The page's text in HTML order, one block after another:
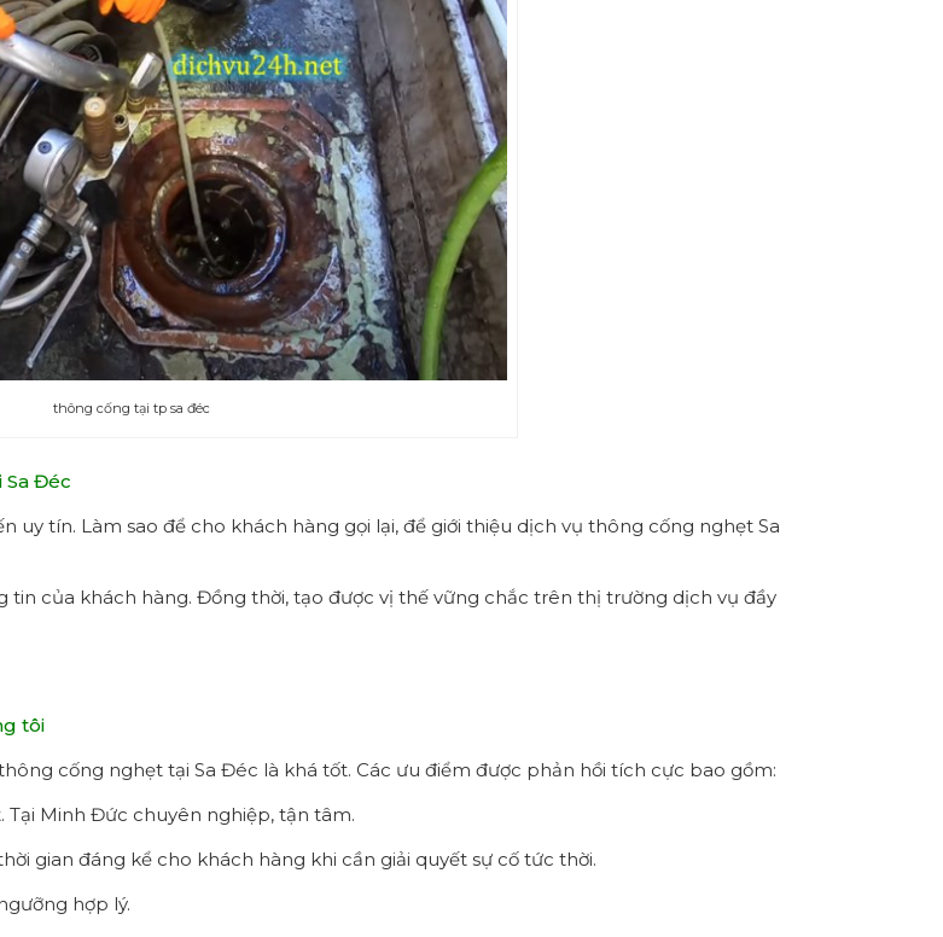
thông cống tại tp sa đéc
Đéc
tín. Làm sao để cho khách hàng gọi lại, để giới thiệu dịch vụ thông cống nghẹt Sa
tin của khách hàng. Đồng thời, tạo được vị thế vững chắc trên thị trường dịch vụ đầy
tôi
cống nghẹt tại Sa Đéc là khá tốt. Các ưu điểm được phản hồi tích cực bao gồm:
Minh Đức chuyên nghiệp, tận tâm.
gian đáng kể cho khách hàng khi cần giải quyết sự cố tức thời.
hợp lý.